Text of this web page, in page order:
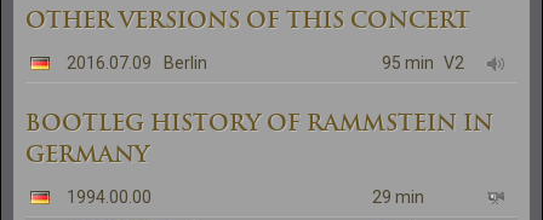
OTHER VERSIONS OF THIS CONCERT
2016.07.09 Berlin 95 min V2
BOOTLEG HISTORY OF RAMMSTEIN IN
GERMANY
1994.00.00
29 min